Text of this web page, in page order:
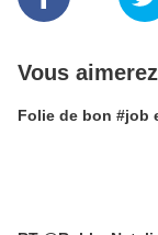
Vous
Folie de bon #job